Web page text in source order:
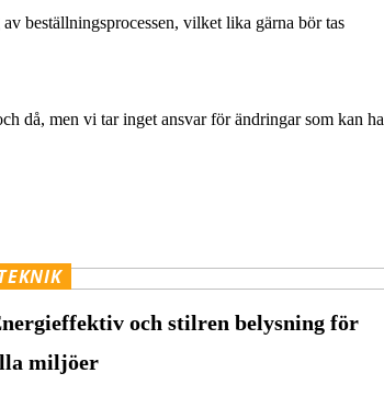
beställningsprocessen, vilket lika gärna bör tas
då, men vi tar inget ansvar för ändringar som kan ha
och stilren belysning för
miljöer